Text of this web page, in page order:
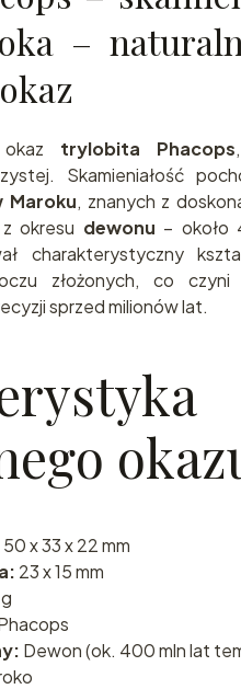
–
okaz trylobita Phacops
Skamieniałość
Maroku, znanych z
okresu dewonu – około
charakterystyczny
złożonych, co czyni
sprzed milionów lat.
50 x 33 x 22 mm
23 x 15 mm
Dewon (ok. 400 mln lat